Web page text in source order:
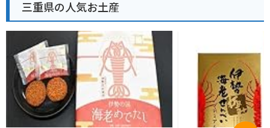
三重県の人気お土産